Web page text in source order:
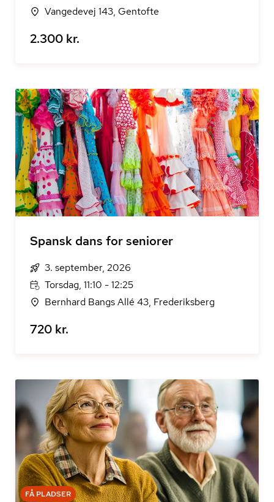
Vangedevej 143, Gentofte
2.300 kr.
Spansk dans for seniorer
3. september, 2026
Torsdag, 11:10 - 12:25
Bernhard Bangs Allé 43, Frederiksberg
720 kr.
FÅ PLADSER